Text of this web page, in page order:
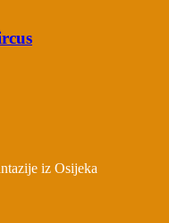
iz Osijeka